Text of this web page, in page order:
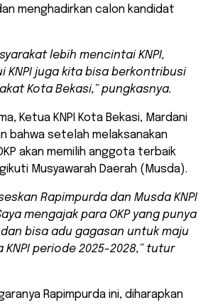
menghadirkan calon kandidat
lebih mencintai KNPI,
KNPI juga kita bisa berkontribusi
Kota Bekasi,” pungkasnya.
Ketua KNPI Kota Bekasi, Mardani
bahwa setelah melaksanakan
akan memilih anggota terbaik
Musyawarah Daerah (Musda).
Rapimpurda dan Musda KNPI
mengajak para OKP yang punya
bisa adu gagasan untuk maju
KNPI periode 2025-2028,” tutur
Rapimpurda ini, diharapkan